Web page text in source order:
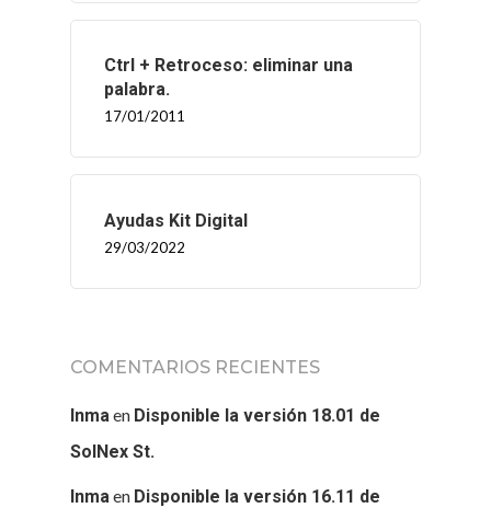
Ctrl + Retroceso: eliminar una
palabra.
17/01/2011
Ayudas Kit Digital
29/03/2022
COMENTARIOS RECIENTES
Inmaen Disponible la versión 18.01 de
SolNex St.
Inmaen Disponible la versión 16.11 de